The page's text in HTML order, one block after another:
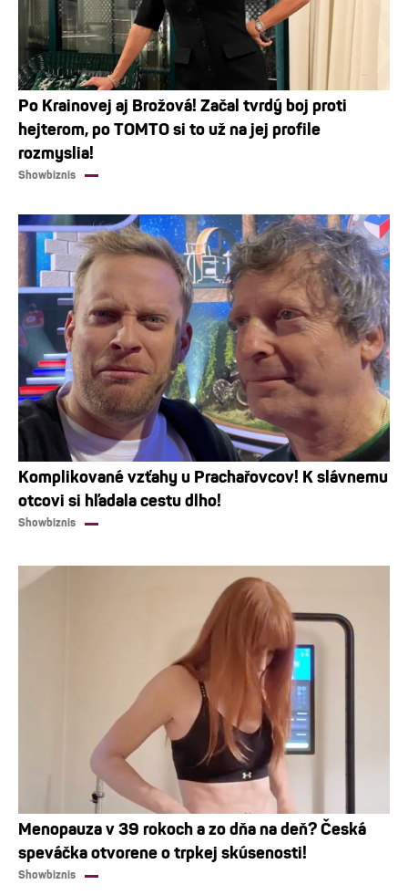
Po Krainovej aj Brožová! Začal tvrdý boj proti
hejterom, po TOMTO si to už na jej profile
rozmyslia!
Showbiznis
Komplikované vzťahy u Prachařovcov! K slávnemu
otcovi si hľadala cestu dlho!
Showbiznis
Menopauza v 39 rokoch a zo dňa na deň? Česká
speváčka otvorene o trpkej skúsenosti!
Showbiznis